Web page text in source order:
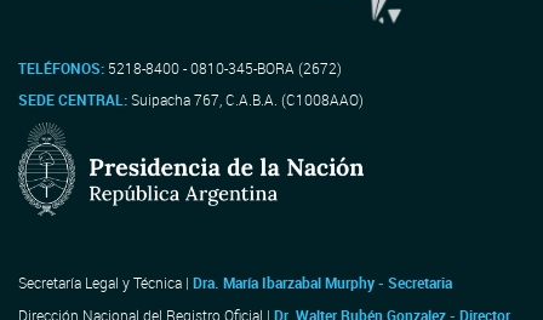
TELÉFONOS: 5218-8400 - 0810-345-BORA (2672)
SEDE CENTRAL:Suipacha 767, C.A.B.A. (C1008AAO)
Secretaría Legal y Técnica | Dra. María Ibarzabal Murphy - Secretaria
Dirección Nacional del Registro Oficial | Dr. Walter Rubén Gonzalez - Director